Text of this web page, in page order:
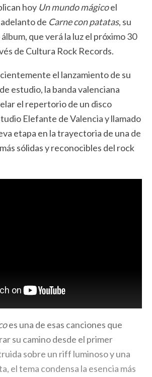
hoy Un mundo mágicoel
de Carne con patatas, su
que verá la luz el próximo 30
de Cultura Rock Records.
el lanzamiento de su
estudio, la banda valenciana
el repertorio de un disco
Elefante de Valencia y llamado
etapa en la trayectoria de una de
sólidas y reconocibles del rock
es una de esas canciones que
su camino desde el primer
sobre un riff luminoso y una
el tema condensa la esencia más